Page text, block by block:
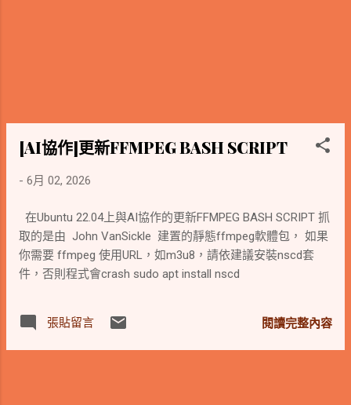
[AI協作]更新FFMPEG BASH SCRIPT
- 6月 02, 2026
在Ubuntu 22.04上與AI協作的更新FFMPEG BASH SCRIPT 抓
取的是由 John VanSickle 建置的靜態ffmpeg軟體包， 如果
你需要 ffmpeg 使用URL，如m3u8，請依建議安裝nscd套
件，否則程式會crash sudo apt install nscd
張貼留言 閱讀完整內容